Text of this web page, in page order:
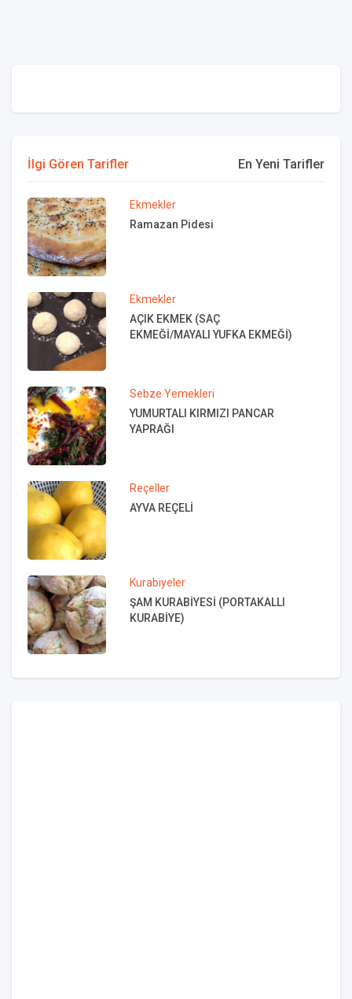
İlgi Gören Tarifler En Yeni Tarifler
Ekmekler
Ramazan Pidesi
Ekmekler
AÇIK EKMEK (SAÇ
EKMEĞİ/MAYALI YUFKA EKMEĞİ)
Sebze Yemekleri
YUMURTALI KIRMIZI PANCAR
YAPRAĞI
Reçeller
AYVA REÇELİ
Kurabiyeler
ŞAM KURABİYESİ (PORTAKALLI
KURABİYE)